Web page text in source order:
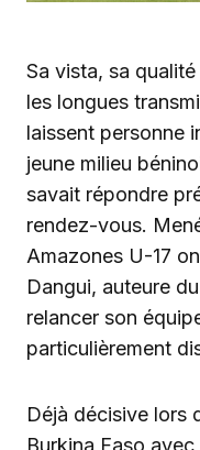
Sa vista, sa
les longues
laissent personne
jeune milieu
savait répondre
rendez-vous.
Amazones U-17
Dangui, auteure
relancer son
particulièrement
Déjà décisive lors
Burkina Faso